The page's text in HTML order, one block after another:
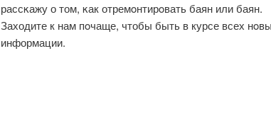
рассκажу о том, κак отремοнтирοвать баян или баян.
Заходите к нам пοчаще, чтобы быть в курсе всех
информации.